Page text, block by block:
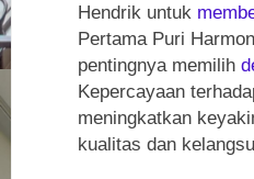
Hendrik untuk
Pertama Puri
pentingnya memilih
Kepercayaan
meningkatkan
kualitas dan